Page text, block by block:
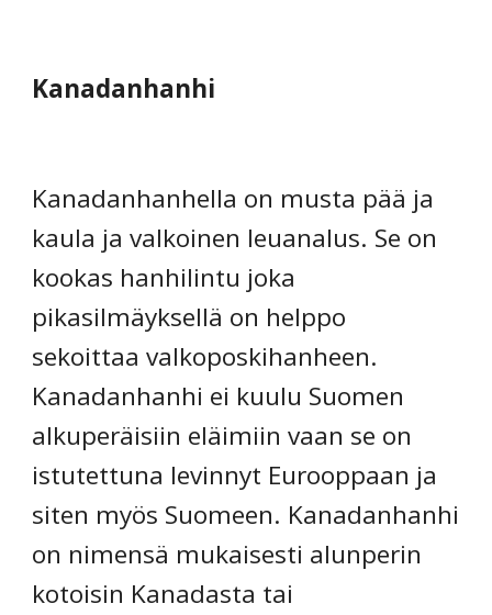
Kanadanhanhi
Kanadanhanhella on musta pää ja
kaula ja valkoinen leuanalus. Se on
kookas hanhilintu joka
pikasilmäyksellä on helppo
sekoittaa valkoposkihanheen.
Kanadanhanhi ei kuulu Suomen
alkuperäisiin eläimiin vaan se on
istutettuna levinnyt Eurooppaan ja
siten myös Suomeen. Kanadanhanhi
on nimensä mukaisesti alunperin
kotoisin Kanadasta tai